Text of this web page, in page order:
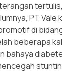
PT
di
beberapa
bahaya